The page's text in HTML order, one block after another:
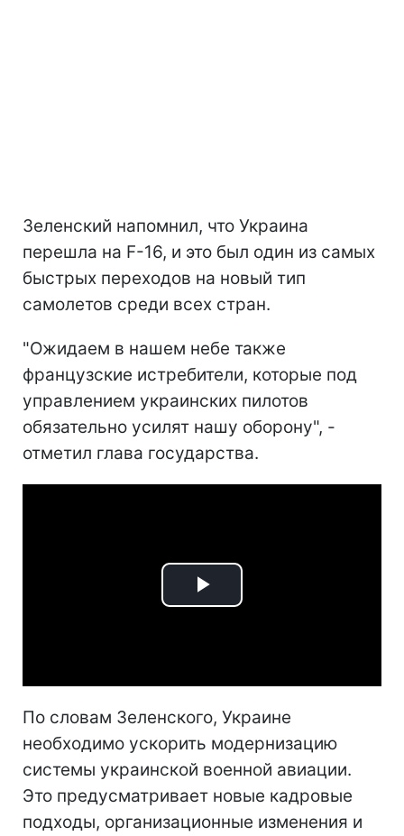
Зеленский напомнил, что Украина
перешла на F-16, и это был один из самых
быстрых переходов на новый тип
самолетов среди всех стран.
"Ожидаем в нашем небе также
французские истребители, которые под
управлением украинских пилотов
обязательно усилят нашу оборону", -
отметил глава государства.
Play
По словам Зеленского, Украине
необходимо ускорить модернизацию
системы украинской военной авиации.
Это предусматривает новые кадровые
подходы, организационные изменения и